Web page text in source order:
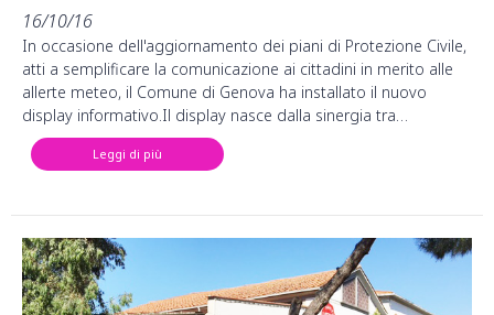
16/10/16
In occasione dell'aggiornamento dei piani di Protezione Civile,
atti a semplificare la comunicazione ai cittadini in merito alle
allerte meteo, il Comune di Genova ha installato il nuovo
display informativo.Il display nasce dalla sinergia tra…
Leggi di più